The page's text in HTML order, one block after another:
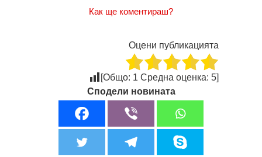
Как ще коментираш?
Оцени публикацията
[Общо: 1 Средна оценка: 5]
Сподели новината